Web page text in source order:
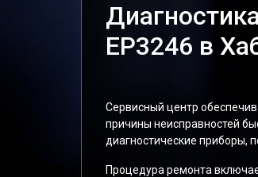
EP3246 в
Сервисный центр
причины неисправностей
диагностические приборы,
Процедура ремонта